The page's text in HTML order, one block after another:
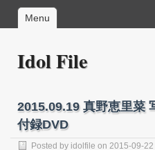
Menu
Idol File
2015.09.19 真野恵里菜
付録DVD
Posted by idolfile on 2015-09-22